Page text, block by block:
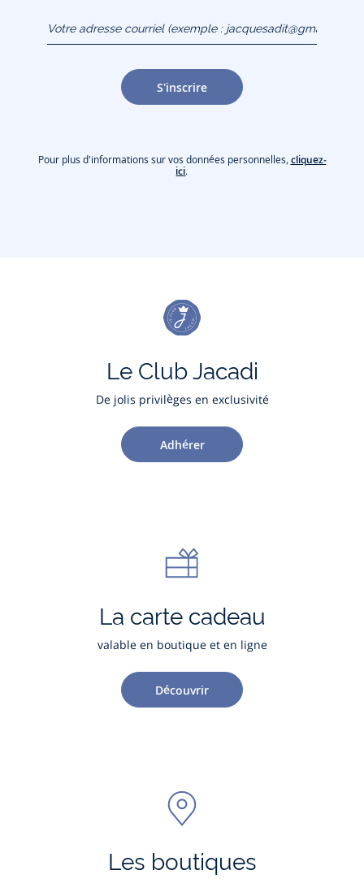
(exemple :
jacquesadit@gmail.com)
S'inscrire
Pour plus d'informations sur vos données personnelles, cliquez-
ici.
Le Club Jacadi
De jolis privilèges en exclusivité
Adhérer
La carte cadeau
valable en boutique et en ligne
Découvrir
Les boutiques